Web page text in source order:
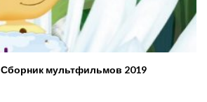
Сборник мультфильмов 2019